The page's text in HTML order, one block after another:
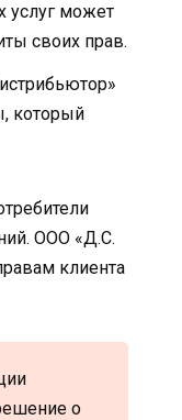
услуг может
своих прав.
который
ООО «Д.С.
клиента
о